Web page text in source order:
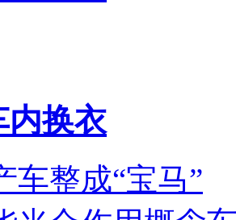
内换衣
车整成“宝马”